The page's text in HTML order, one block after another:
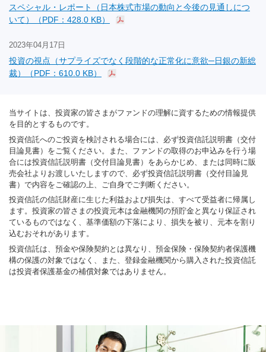
スペシャル・レポート（日本株式市場の動向と今後の見通しにつ
いて）（PDF：428.0 KB）
2023年04月17日
投資の視点（サプライズでなく段階的な正常化に意欲─日銀の新総
裁）（PDF：610.0 KB）
当サイトは、投資家の皆さまがファンドの理解に資するための情報提供
を目的とするものです。
投資信託へのご投資を検討される場合には、必ず投資信託説明書（交付
目論見書）をご覧ください。また、ファンドの取得のお申込みを行う場
合には投資信託説明書（交付目論見書）をあらかじめ、または同時に販
売会社よりお渡しいたしますので、必ず投資信託説明書（交付目論見
書）で内容をご確認の上、ご自身でご判断ください。
投資信託の信託財産に生じた利益および損失は、すべて受益者に帰属し
ます。投資家の皆さまの投資元本は金融機関の預貯金と異なり保証され
ているものではなく、基準価額の下落により、損失を被り、元本を割り
込むおそれがあります。
投資信託は、預金や保険契約とは異なり、預金保険・保険契約者保護機
構の保護の対象ではなく、また、登録金融機関から購入された投資信託
は投資者保護基金の補償対象ではありません。